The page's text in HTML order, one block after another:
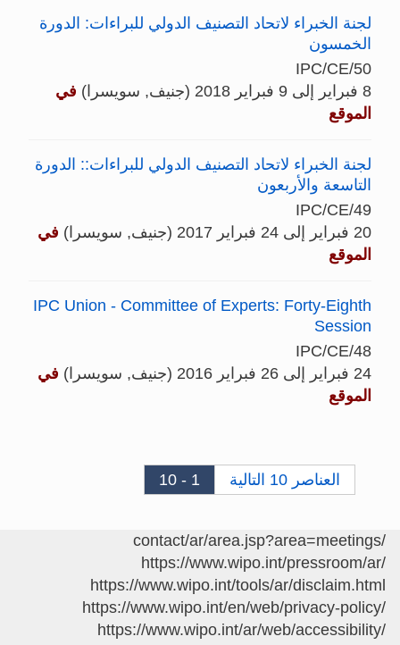
لجنة الخبراء لاتحاد التصنيف الدولي للبراءات: الدورة
الخمسون
IPC/CE/50
8 فبراير إلى 9 فبراير 2018 (جنيف, سويسرا)
في
الموقع
لجنة الخبراء لاتحاد التصنيف الدولي للبراءات:: الدورة
التاسعة والأربعون
IPC/CE/49
20 فبراير إلى 24 فبراير 2017 (جنيف, سويسرا)
في
الموقع
IPC Union - Committee of Experts: Forty-Eighth
Session
IPC/CE/48
24 فبراير إلى 26 فبراير 2016 (جنيف, سويسرا)
في
الموقع
1 - 10 العناصر 10 التالية
/contact/ar/area.jsp?area=meetings
https://www.wipo.int/pressroom/ar/
https://www.wipo.int/tools/ar/disclaim.html
https://www.wipo.int/en/web/privacy-policy/
https://www.wipo.int/ar/web/accessibility/